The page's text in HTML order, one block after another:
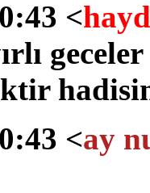
<
<ay